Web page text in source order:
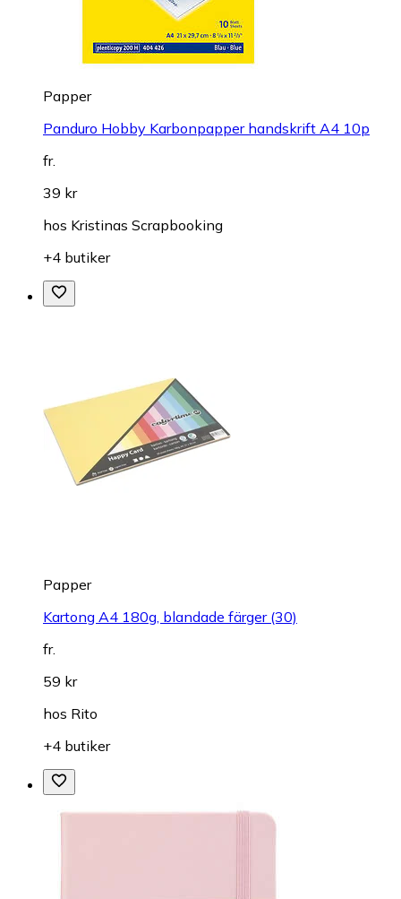
Papper
Panduro Hobby Karbonpapper handskrift A4 10p
fr.
39 kr
hos Kristinas Scrapbooking
+4 butiker
Papper
Kartong A4 180g, blandade färger (30)
fr.
59 kr
hos Rito
+4 butiker